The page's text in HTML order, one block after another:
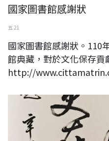
國家圖書館感謝狀
五 21
國家圖書館感謝狀。110
館典藏，對於文化保存貢
http://